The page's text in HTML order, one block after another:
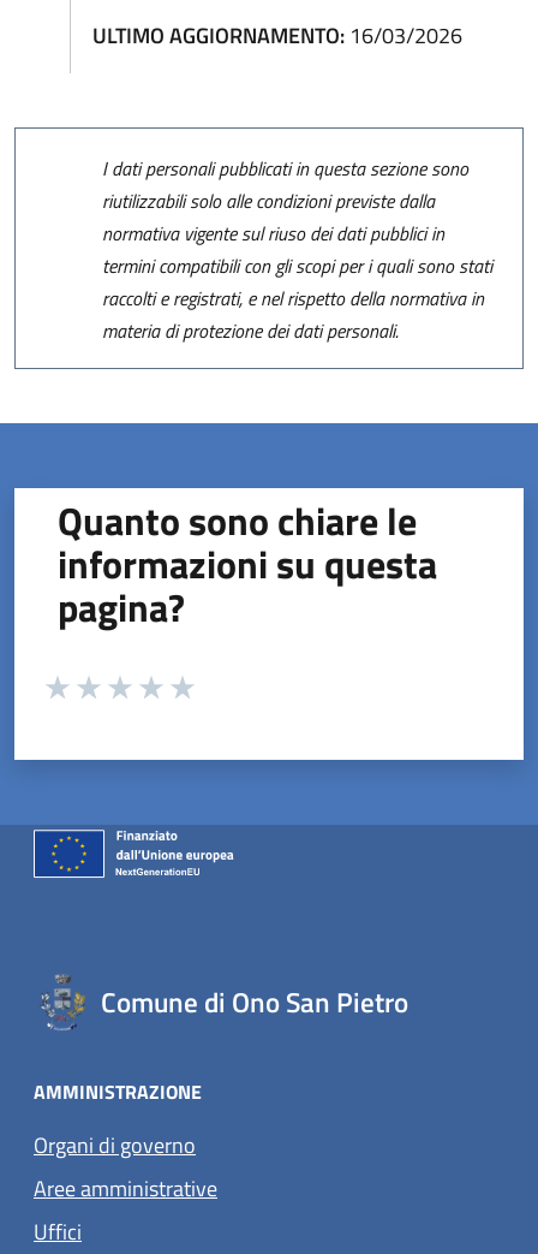
ULTIMO AGGIORNAMENTO: 16/03/2026
I dati personali pubblicati in questa sezione sono
riutilizzabili solo alle condizioni previste dalla
normativa vigente sul riuso dei dati pubblici in
termini compatibili con gli scopi per i quali sono stati
raccolti e registrati, e nel rispetto della normativa in
materia di protezione dei dati personali.
Quanto sono chiare le
informazioni su questa
pagina?
Valuta da 1 a 5 stelle la pagina
Comune di Ono San Pietro
AMMINISTRAZIONE
Organi di governo
Aree amministrative
Uffici